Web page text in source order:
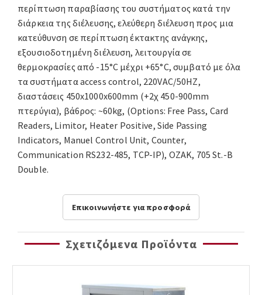
περίπτωση παραβίασης του συστήματος κατά την
διάρκεια της διέλευσης, ελεύθερη διέλευση προς μια
κατεύθυνση σε περίπτωση έκτακτης ανάγκης,
εξουσιοδοτημένη διέλευση, λειτουργία σε
θερμοκρασίες από -15°C μέχρι +65°C, συμβατό με όλα
τα συστήματα access control, 220VAC/50HZ,
διαστάσεις 450x1000x600mm (+2χ 450-900mm
πτερύγια), βά6ρος: ~60kg, (Options: Free Pass, Card
Readers, Limitor, Heater Positive, Side Passing
Indicators, Manuel Control Unit, Counter,
Communication RS232-485, TCP-IP), OZAK, 705 St.-B
Double.
Επικοινωνήστε για προσφορά
Σχετιζόμενα Προϊόντα